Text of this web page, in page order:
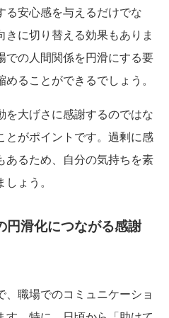
る安心感を与えるだけでな
きに切り替える効果もありま
での人間関係を円滑にする要
ることができるでしょう。
を大げさに感謝するのではな
とがポイントです。過剰に感
あるため、自分の気持ちを素
ょう。
円滑化につながる感謝
、職場でのコミュニケーショ